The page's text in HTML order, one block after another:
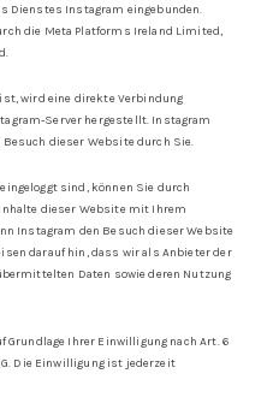
Dienstes Instagram eingebunden.
die Meta Platforms Ireland Limited,
wird eine direkte Verbindung
Server hergestellt. Instagram
dieser Website durch Sie.
sind, können Sie durch
dieser Website mit Ihrem
Instagram den Besuch dieser Website
darauf hin, dass wir als Anbieter der
Daten sowie deren Nutzung
Ihrer Einwilligung nach Art. 6
Die Einwilligung ist jederzeit